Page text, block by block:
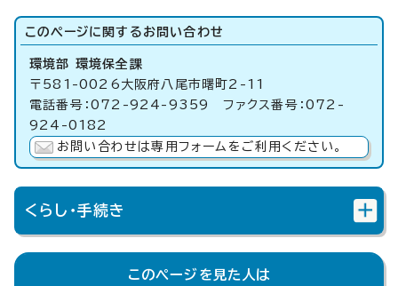
このページに関する お問い合わせ
環境部 環境保全課
〒581-0026大阪府八尾市曙町2-11
電話番号：072-924-9359 ファクス番号：072-
924-0182
お問い合わせは専用フォームをご利用ください。
くらし・手続き
このページを見た人は